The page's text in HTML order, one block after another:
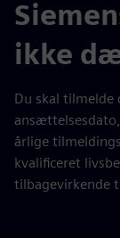
ikke
Du skal tilmelde
årlige
kvalificeret
tilbagevirkende